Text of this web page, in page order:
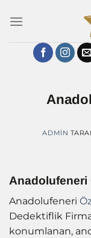
atla
ADMIN
Anadolufeneri
Anadolufeneri
Dedektiflik
konumlanan,